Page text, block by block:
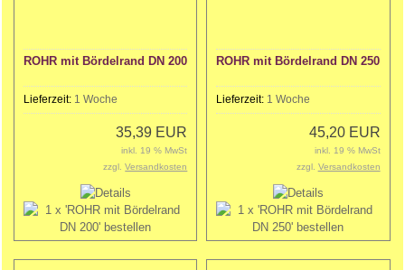
ROHR mit Bördelrand DN 200
Lieferzeit: 1 Woche
35,39 EUR
inkl. 19 % MwSt
zzgl.Versandkosten
ROHR mit Bördelrand DN 250
Lieferzeit: 1 Woche
45,20 EUR
inkl. 19 % MwSt
zzgl. Versandkosten